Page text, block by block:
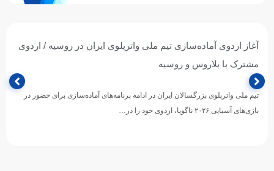
آغاز اردوی آماده‌سازی تیم ملی واترپلوی ایران در روسیه / اردوی
مشترک با بلاروس و روسیه
تیم ملی واترپلوی بزرگسالان ایران در ادامه برنامه‌های آماده‌سازی برای حضور در
بازی‌های آسیایی ۲۰۲۶ ناگویا، اردوی خود را در…